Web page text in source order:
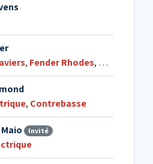
, Fender Rhodes, Orgue
, Contrebasse
Invité